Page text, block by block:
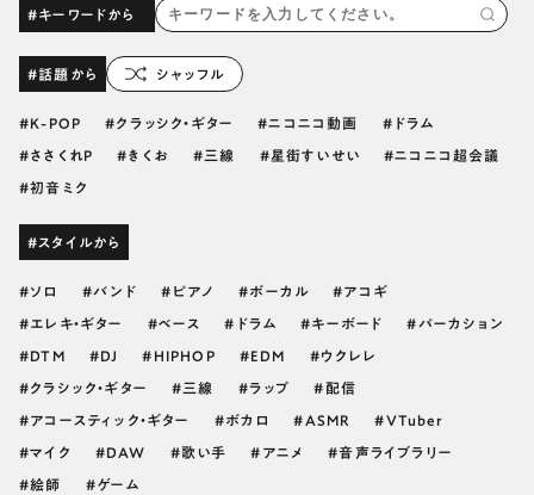
#キーワードから
#話題から シャッフル
K-POP クラッシク・ギター ニコニコ動画 ドラム
ささくれP きくお 三線 星街すいせい ニコニコ超会議
初音ミク
#スタイルから
ソロ バンド ピアノ ボーカル アコギ
エレキ・ギター ベース ドラム キーボード パーカション
DTM DJ HIPHOP EDM ウクレレ
クラシック・ギター 三線 ラップ 配信
アコースティック・ギター ボカロ ASMR VTuber
マイク DAW 歌い手 アニメ 音声ライブラリー
絵師 ゲーム